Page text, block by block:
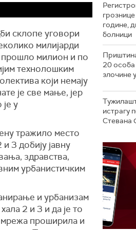
склопе уговори
милијарди
прошло милион и по
технолошким
који немају
је све мање, јер
у
тражило место
3 добију јавну
здравства,
урбанистичким
и урбанизам
2 и 3 и да је то
мрежа проширила и
године,
болници
20 особа
злочине
истрагу
Стевана